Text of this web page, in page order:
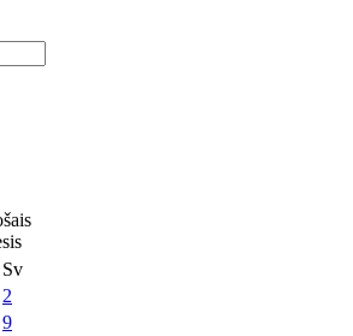
Sv
2
9